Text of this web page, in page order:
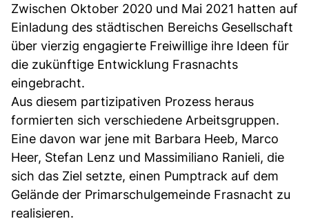
Zwischen Oktober 2020 und Mai 2021 hatten auf
Einladung des städtischen Bereichs Gesellschaft
über vierzig engagierte Freiwillige ihre Ideen für
die zukünftige Entwicklung Frasnachts
eingebracht.
Aus diesem partizipativen Prozess heraus
formierten sich verschiedene Arbeitsgruppen.
Eine davon war jene mit Barbara Heeb, Marco
Heer, Stefan Lenz und Massimiliano Ranieli, die
sich das Ziel setzte, einen Pumptrack auf dem
Gelände der Primarschulgemeinde Frasnacht zu
realisieren.